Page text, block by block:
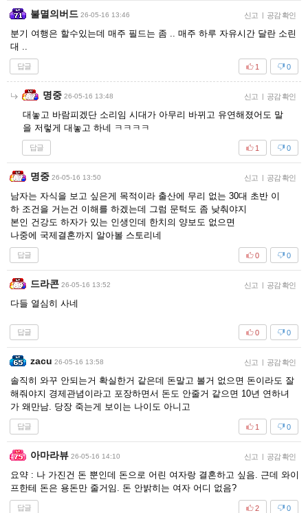
불멸의버드 26-05-16 13:46 신고 | 공감 확인
분기 여행은 할수있는데 매주 필드는 좀 .. 매주 하루 자유시간 달란 소린
대 ..
답글 0
1
명중 26-05-16 13:48 신고 | 공감 확인
대놓고 바람피겠단 소리임 시대가 아무리 바뀌고 유연해졌어도 말
을 저렇게 대놓고 하네 ㅋㅋㅋㅋ
답글 0
1
명중 26-05-16 13:50 신고 | 공감 확인
남자는 자식을 보고 싶은게 목적이라 출산에 무리 없는 30대 초반 이
하 조건을 거는건 이해를 하겠는데 그럼 문턱도 좀 낮춰야지
본인 건강도 하자가 있는 인생인데 한치의 양보도 없으면
나중에 국제결혼까지 알아볼 스토리네
답글 0
0
드라콘 26-05-16 13:52 신고 | 공감 확인
다들 열심히 사네
답글 0
0
zacu 26-05-16 13:58 신고 | 공감 확인
솔직히 와꾸 안되는거 확실한거 같은데 돈말고 볼거 없으면 돈이라도 잘
해줘야지 경제관념이라고 포장하면서 돈도 안줄거 같으면 10년 연하녀
가 왜만남. 당장 죽는게 보이는 나이도 아니고
답글 0
1
아마라뷰 26-05-16 14:10 신고 | 공감 확인
요약 : 나 가진건 돈 뿐인데 돈으로 어린 여자랑 결혼하고 싶음. 근데 와이
프한테 돈은 용돈만 줄거임. 돈 안밝히는 여자 어디 없음?
답글 0
2